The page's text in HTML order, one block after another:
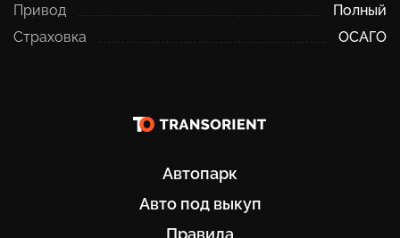
Привод
Полный
Страховка
ОСАГО
Автопарк
Авто под выкуп
Правила